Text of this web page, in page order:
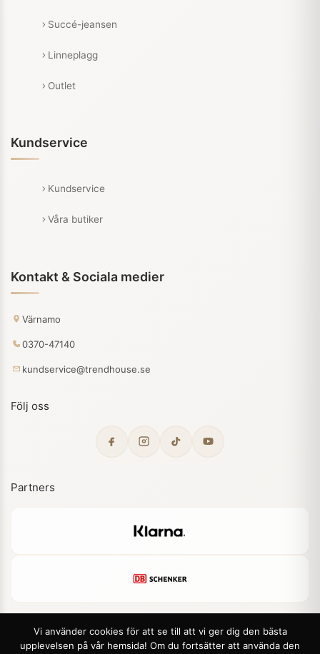
Succé-jeansen
Linneplagg
Outlet
Kundservice
Kundservice
Våra butiker
Kontakt & Sociala medier
Värnamo
0370-47140
kundservice@trendhouse.se
Följ oss
Partners
Vi använder cookies för att se till att vi ger dig den bästa
upplevelsen på vår hemsida! Om du fortsätter att använda den